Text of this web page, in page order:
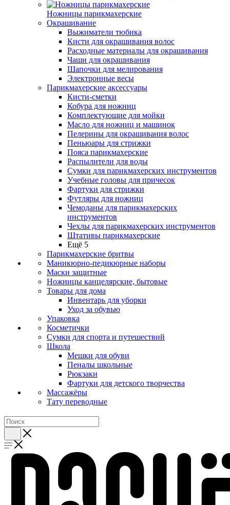
Ножницы парикмахерские
Окрашивание
Выжиматели тюбика
Кисти для окрашивания волос
Расходные материалы для окрашивания
Чаши для окрашивания
Шапочки для мелирования
Электронные весы
Парикмахерские аксессуары
Кисти-сметки
Кобура для ножниц
Комплектующие для мойки
Масло для ножниц и машинок
Пелерины для окрашивания волос
Пеньюары для стрижки
Пояса парикмахерские
Распылители для воды
Сумки для парикмахерских инструментов
Учебные головы для причесок
Фартуки для стрижки
Футляры для ножниц
Чемоданы для парикмахерских
инструментов
Чехлы для парикмахерских инструментов
Штативы парикмахерские
Ещё 5
Парикмахерские бритвы
Маникюрно-педикюрные наборы
Маски защитные
Ножницы канцелярские, бытовые
Товары для дома
Инвентарь для уборки
Уход за обувью
Упаковка
Косметички
Сумки для спорта и путешествий
Школа
Мешки для обуви
Пеналы школьные
Рюкзаки
Фартуки для детского творчества
Массажёры
Тату переводные